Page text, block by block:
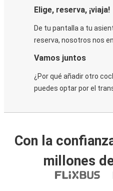
Elige, reserva, ¡viaja!
De tu pantalla a tu
reserva, nosotros nos
Vamos juntos
¿Por qué añadir otro
puedes optar por el
Con la
millones